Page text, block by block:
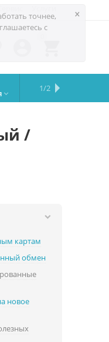
×
точнее,
с

Сервисный
центр
Сравните
iPhone
Подарки
на все
случаи
Запчасти
Бренды
1/2
/
картам
обмен
новое